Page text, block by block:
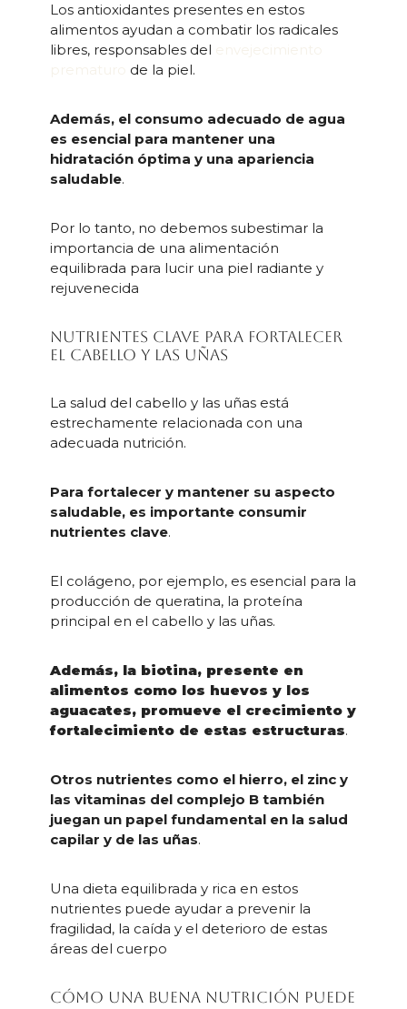
Los antioxidantes presentes en estos
alimentos ayudan a combatir los radicales
libres, responsables del
de la piel.
Además, el consumo adecuado de agua
es esencial para mantener una
hidratación óptima y una apariencia
saludable.
Por lo tanto, no debemos subestimar la
importancia de una alimentación
equilibrada para lucir una piel radiante y
rejuvenecida
Nutrientes clave para fortalecer
el cabello y las uñas
La salud del cabello y las uñas está
estrechamente relacionada con una
adecuada nutrición.
Para fortalecer y mantener su aspecto
saludable, es importante consumir
nutrientes clave.
El colágeno, por ejemplo, es esencial para la
producción de queratina, la proteína
principal en el cabello y las uñas.
Además, la biotina, presente en
alimentos como los huevos y los
aguacates, promueve el crecimiento y
fortalecimiento de estas estructuras.
Otros nutrientes como el hierro, el zinc y
las vitaminas del complejo B también
juegan un papel fundamental en la salud
capilar y de las uñas.
Una dieta equilibrada y rica en estos
nutrientes puede ayudar a prevenir la
fragilidad, la caída y el deterioro de estas
áreas del cuerpo
Cómo una buena nutrición puede